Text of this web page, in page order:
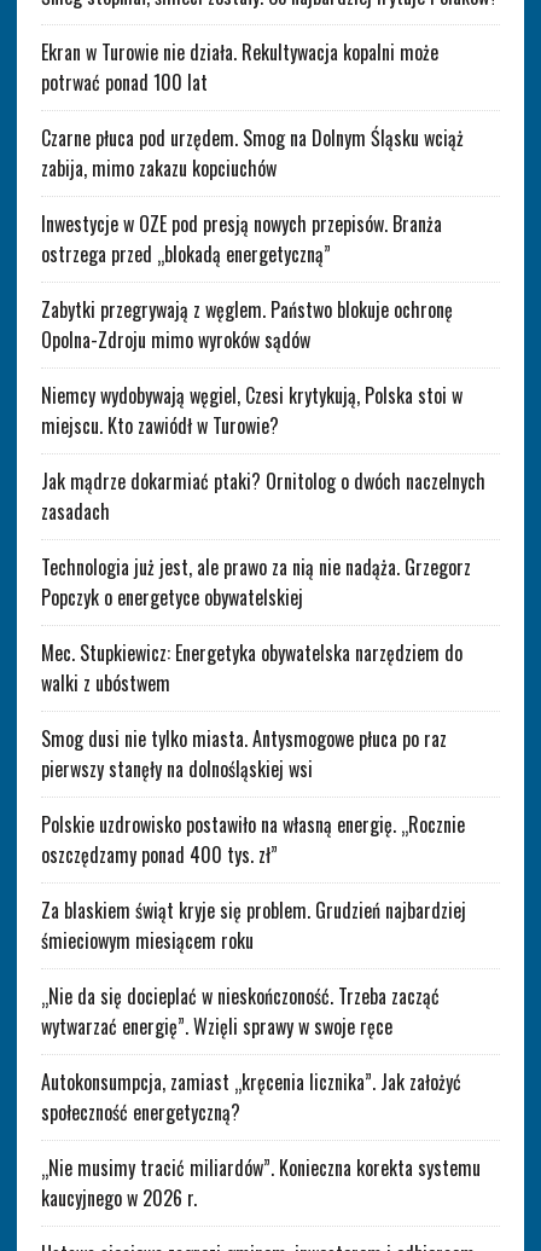
Ekran w Turowie nie działa. Rekultywacja kopalni może
potrwać ponad 100 lat
Czarne płuca pod urzędem. Smog na Dolnym Śląsku wciąż
zabija, mimo zakazu kopciuchów
Inwestycje w OZE pod presją nowych przepisów. Branża
ostrzega przed „blokadą energetyczną”
Zabytki przegrywają z węglem. Państwo blokuje ochronę
Opolna-Zdroju mimo wyroków sądów
Niemcy wydobywają węgiel, Czesi krytykują, Polska stoi w
miejscu. Kto zawiódł w Turowie?
Jak mądrze dokarmiać ptaki? Ornitolog o dwóch naczelnych
zasadach
Technologia już jest, ale prawo za nią nie nadąża. Grzegorz
Popczyk o energetyce obywatelskiej
Mec. Stupkiewicz: Energetyka obywatelska narzędziem do
walki z ubóstwem
Smog dusi nie tylko miasta. Antysmogowe płuca po raz
pierwszy stanęły na dolnośląskiej wsi
Polskie uzdrowisko postawiło na własną energię. „Rocznie
oszczędzamy ponad 400 tys. zł”
Za blaskiem świąt kryje się problem. Grudzień najbardziej
śmieciowym miesiącem roku
„Nie da się docieplać w nieskończoność. Trzeba zacząć
wytwarzać energię”. Wzięli sprawy w swoje ręce
Autokonsumpcja, zamiast „kręcenia licznika”. Jak założyć
społeczność energetyczną?
„Nie musimy tracić miliardów”. Konieczna korekta systemu
kaucyjnego w 2026 r.